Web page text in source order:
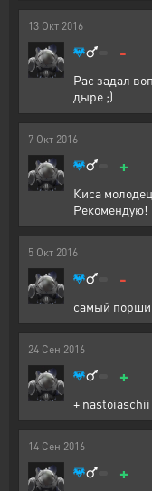
13 Окт 2016
-
Рас задал
дыре ;)
7 Окт 2016
+
Киса
Рекомендую!
5 Окт 2016
-
самый
24 Сен 2016
+
+
14 Сен 2016
+